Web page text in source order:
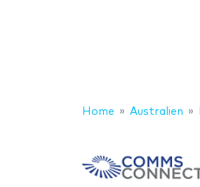
Home Australien